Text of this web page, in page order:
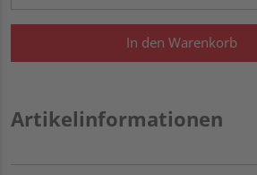
In den Warenkorb
Artikelinformationen